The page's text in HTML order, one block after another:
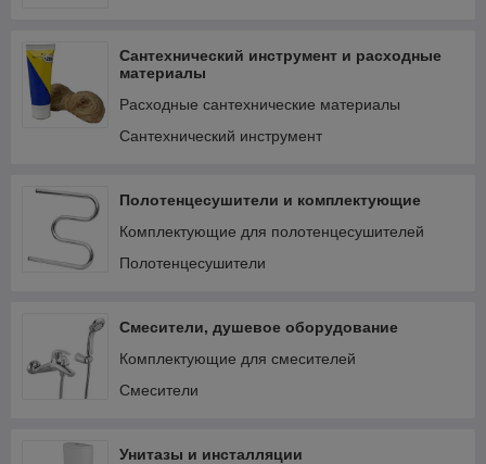
Сантехнический инструмент и расходные
материалы
Расходные сантехнические материалы
Сантехнический инструмент
Полотенцесушители и комплектующие
Комплектующие для полотенцесушителей
Полотенцесушители
Смесители, душевое оборудование
Комплектующие для смесителей
Смесители
Унитазы и инсталляции